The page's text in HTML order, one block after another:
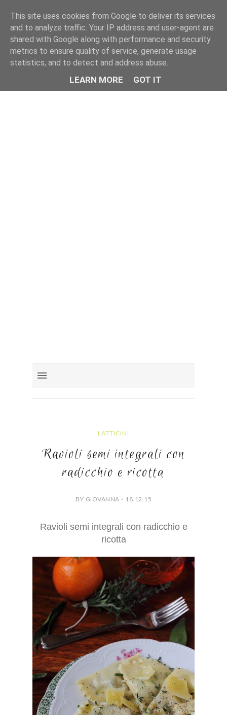
LATTICINI
Ravioli semi integrali con
radicchio e ricotta
BY GIOVANNA - 18.12.15
Ravioli semi integrali con radicchio e
ricotta
This site uses cookies from Google to deliver its services
and to analyze traffic. Your IP address and user-agent are
shared with Google along with performance and security
metrics to ensure quality of service, generate usage
statistics, and to detect and address abuse.
LEARN MORE GOT IT